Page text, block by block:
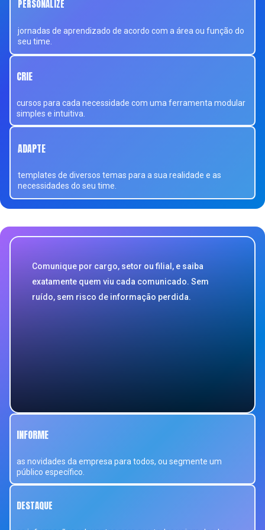
PERSONALIZE
jornadas de aprendizado de acordo com a área ou função do
seu time.
CRIE
cursos para cada necessidade com uma ferramenta modular
simples e intuitiva.
ADAPTE
templates de diversos temas para a sua realidade e as
necessidades do seu time.
Comunique por cargo, setor ou filial, e saiba
exatamente quem viu cada comunicado. Sem
ruído, sem risco de informação perdida.
INFORME
as novidades da empresa para todos, ou segmente um
público específico.
DESTAQUE